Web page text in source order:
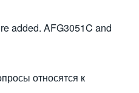
added. AFG3051C and
относятся к